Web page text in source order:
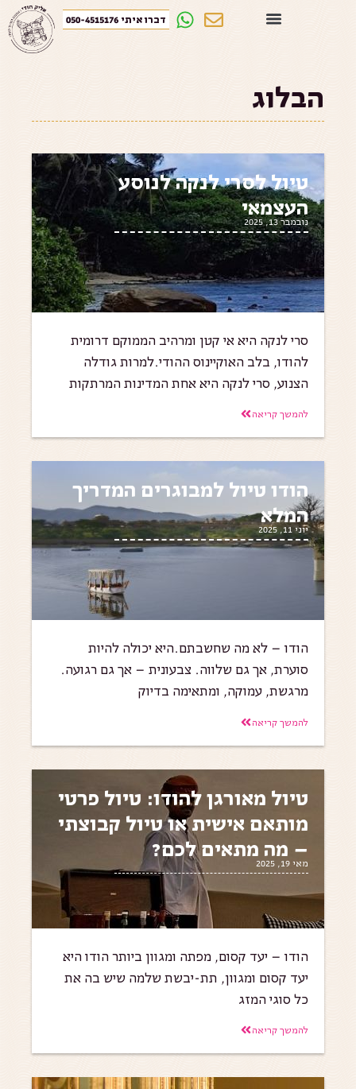
דברו איתי 050-4515176
הבלוג
טיול לסרי לנקה לנוסע
העצמאי
נובמבר 13, 2025
סרי לנקה היא אי קטן ומרהיב הממוקם דרומית
להודו, בלב האוקיינוס ההודי.למרות גודלה
הצנוע, סרי לנקה היא אחת המדינות המרתקות
להמשך קריאה
הודו טיול למבוגרים המדריך
המלא
יוני 11, 2025
הודו – לא מה שחשבתם.היא יכולה להיות
סוערת, אך גם שלווה. צבעונית – אך גם רגועה.
מרגשת, עמוקה, ומתאימה בדיוק
להמשך קריאה
טיול מאורגן להודו: טיול פרטי
מותאם אישית או טיול קבוצתי
– מה מתאים לכם?
מאי 19, 2025
הודו – יעד קסום, מפתה ומגוון ביותר הודו היא
יעד קסום ומגוון, תת-יבשת שלמה שיש בה את
כל סוגי המזג
להמשך קריאה